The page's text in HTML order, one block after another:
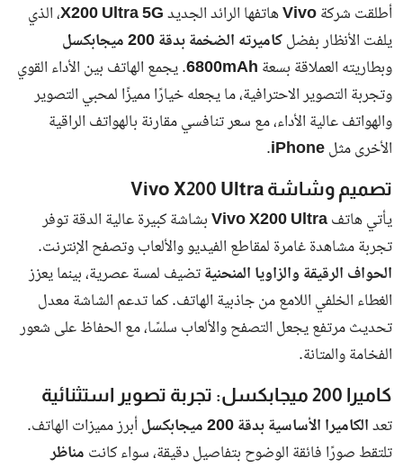
أطلقت شركةVivoهاتفها الرائد الجديدX200 Ultra 5G، الذي
يلفت الأنظار بفضلكاميرته الضخمة بدقة 200 ميجابكسل
وبطاريته العملاقة بسعة 6800mAh. يجمع الهاتف بين الأداء القوي
وتجربة التصوير الاحترافية، ما يجعله خيارًا مميزًا لمحبي التصوير
والهواتف عالية الأداء، مع سعر تنافسي مقارنة بالهواتف الراقية
الأخرى مثلiPhone
.
تصميم وشاشة Vivo X200 Ultra
يأتي هاتفVivo X200 Ultraبشاشة كبيرة عالية الدقة توفر
تجربة مشاهدة غامرة لمقاطع الفيديو والألعاب وتصفح الإنترنت.
الحواف الرقيقة والزاويا المنحنيةتضيف لمسة عصرية، بينما يعزز
الغطاء الخلفي اللامع من جاذبية الهاتف. كما تدعم الشاشة معدل
تحديث مرتفع يجعل التصفح والألعاب سلسًا، مع الحفاظ على شعور
الفخامة والمتانة.
كاميرا 200 ميجابكسل: تجربة تصوير استثنائية
تعدالكاميرا الأساسية بدقة 200 ميجابكسل
أبرز مميزات الهاتف.
تلتقط صورًا فائقة الوضوح بتفاصيل دقيقة، سواء كانت مناظر